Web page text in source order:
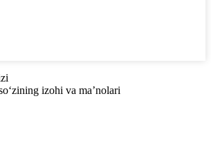
izohi va ma’nolari